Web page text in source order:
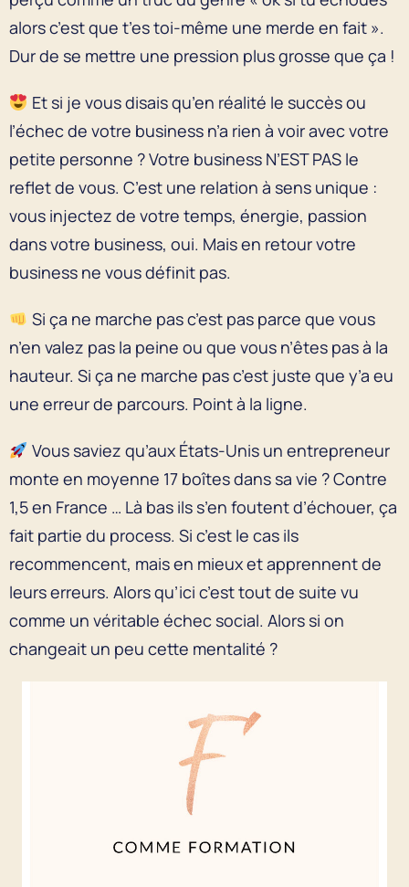
alors c’est que t’es toi-même une merde en fait ».
Dur de se mettre une pression plus grosse que ça !
Et si je vous disais qu’en réalité le succès ou
l’échec de votre business n’a rien à voir avec votre
petite personne ? Votre business N’EST PAS le
reflet de vous. C’est une relation à sens unique :
vous injectez de votre temps, énergie, passion
dans votre business, oui. Mais en retour votre
business ne vous définit pas.
Si ça ne marche pas c’est pas parce que vous
n’en valez pas la peine ou que vous n’êtes pas à la
hauteur. Si ça ne marche pas c’est juste que y’a eu
une erreur de parcours. Point à la ligne.
Vous saviez qu’aux États-Unis un entrepreneur
monte en moyenne 17 boîtes dans sa vie ? Contre
1,5 en France … Là bas ils s’en foutent d’échouer, ça
fait partie du process. Si c’est le cas ils
recommencent, mais en mieux et apprennent de
leurs erreurs. Alors qu’ici c’est tout de suite vu
comme un véritable échec social. Alors si on
changeait un peu cette mentalité ?